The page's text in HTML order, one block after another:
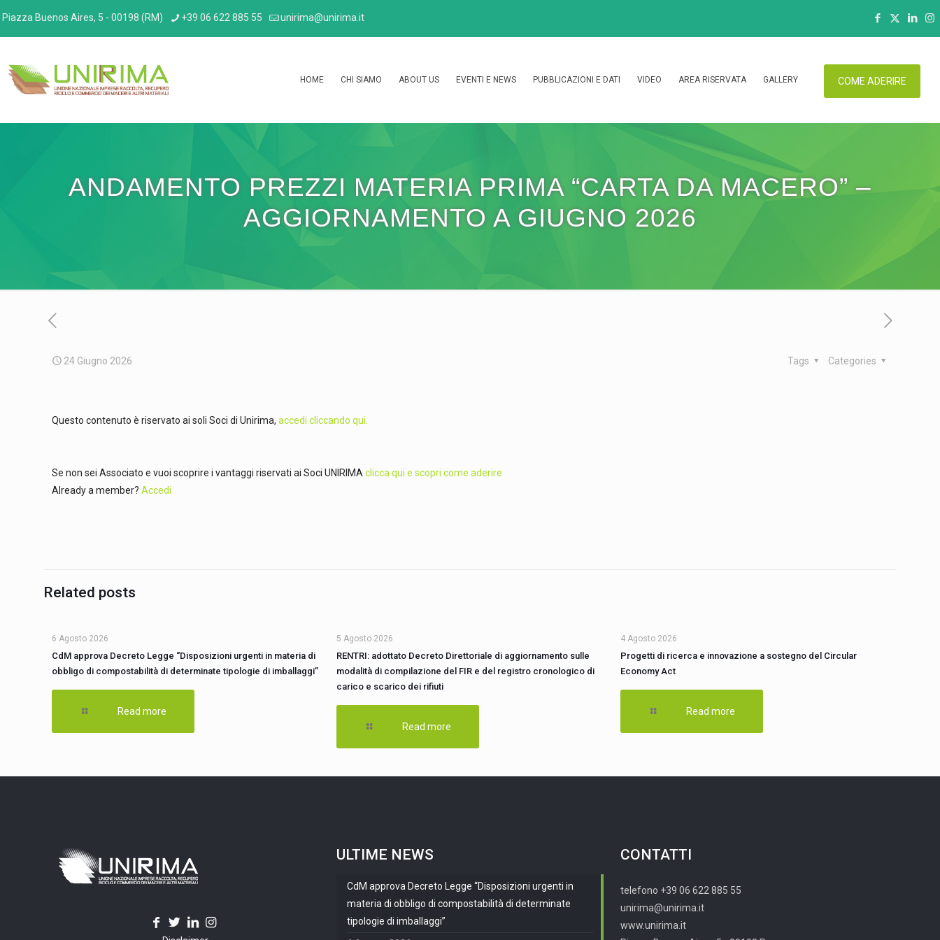
Piazza Buenos Aires, 5 - 00198 (RM) +39 06 622 885 55 unirima@unirima.it
HOME CHI SIAMO ABOUT US EVENTI E NEWS PUBBLICAZIONI E DATI VIDEO AREA RISERVATA GALLERY COME ADERIRE
ANDAMENTO PREZZI MATERIA PRIMA “CARTA DA MACERO” –
AGGIORNAMENTO A GIUGNO 2026
24 Giugno 2026 Categories
Tags
Questo contenuto è riservato ai soli Soci di Unirima,accedi cliccando qui.
Se non sei Associato e vuoi scoprire i vantaggi riservati ai Soci UNIRIMAclicca qui e scopri come aderire
Already a member?Accedi
Related posts
6 Agosto 2026
CdM approva Decreto Legge “Disposizioni urgenti in materia di
obbligo di compostabilità di determinate tipologie di imballaggi”
Read more
5 Agosto 2026
RENTRI: adottato Decreto Direttoriale di aggiornamento sulle
modalità di compilazione del FIR e del registro cronologico di
carico e scarico dei rifiuti
Read more
4 Agosto 2026
Progetti di ricerca e innovazione a sostegno del Circular
Economy Act
Read more
ULTIME NEWS
CdM approva Decreto Legge “Disposizioni urgenti in
materia di obbligo di compostabilità di determinate
tipologie di imballaggi”
CONTATTI
telefono +39 06 622 885 55
unirima@unirima.it
www.unirima.it